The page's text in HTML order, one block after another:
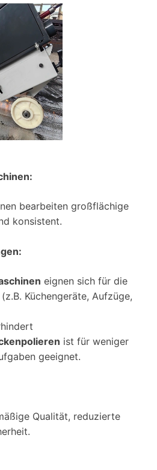
bearbeiten großflächige
konsistent.
eignen sich für die
Küchengeräte, Aufzüge,
ist für weniger
geeignet.
Qualität, reduzierte